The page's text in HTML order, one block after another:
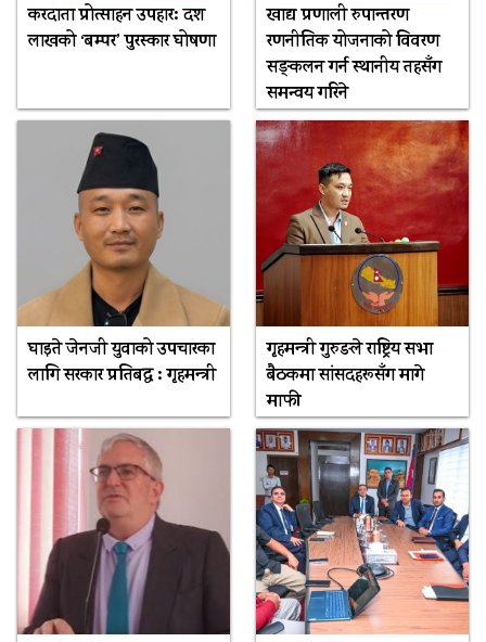
करदाता प्रोत्साहन उपहार: दश
लाखको ‘बम्पर’ पुरस्कार घोषणा
खाद्य प्रणाली रुपान्तरण
रणनीतिक योजनाको विवरण
सङ्कलन गर्न स्थानीय तहसँग
समन्वय गरिने
घाइते जेनजी युवाको उपचारका
लागि सरकार प्रतिबद्ध : गृहमन्त्री
गृहमन्त्री गुरुङले राष्ट्रिय सभा
बैठकमा सांसदहरूसँग मागे
माफी